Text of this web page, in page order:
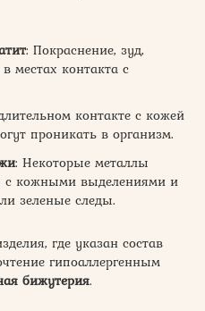
: Покраснение, зуд,
местах контакта с
контакте с кожей
проникать в организм.
: Некоторые металлы
с кожными выделениями и
зеленые следы.
где указан состав
гипоаллергенным
бижутерия.